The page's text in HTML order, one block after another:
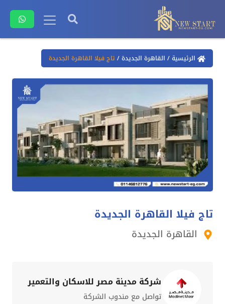
الرئيسية/ القاهرة الجديدة/ تاج فيلا القاهرة الجديدة
تاج فيلا القاهرة الجديدة
القاهرة الجديدة
شركة مدينة مصر للاسكان والتعمير
تواصل مع مندوب الشركة